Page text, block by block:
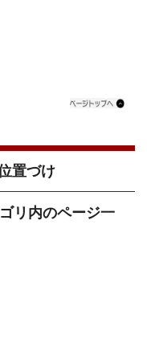
置づけ
リ内のページ一